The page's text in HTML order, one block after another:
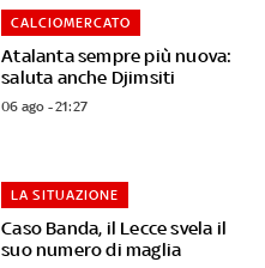
Atalanta sempre più nuova:
saluta anche Djimsiti
CALCIOMERCATO
06 ago - 21:27
Caso Banda, il Lecce svela il
suo numero di maglia
LA SITUAZIONE